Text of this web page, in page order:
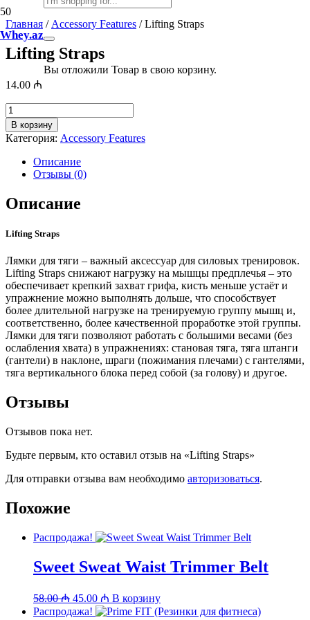
Whey.az
Вы отложили Товар в свою корзину.
Главная / Accessory Features / Lifting Straps
Lifting Straps
14.00 ₼
Количество
товара
Lifting
Straps
В корзину
Категория: Accessory Features
Описание
Отзывы (0)
Описание
Lifting Straps
Лямки для тяги – важный аксессуар для силовых тренировок.
Lifting Straps снижают нагрузку на мышцы предплечья – это
обеспечивает крепкий захват грифа, кисть меньше устаёт и
упражнение можно выполнять дольше, что способствует
более длительной нагрузке на тренируемую группу мышц и,
соответственно, более качественной проработке этой группы.
Лямки для тяги позволяют работать с большими весами (без
ослабления хвата) в упражнениях: становая тяга, тяга штанги
(гантели) в наклоне, шраги (пожимания плечами) с гантелями,
тяга вертикального блока перед собой (за голову) и другое.
Отзывы
Отзывов пока нет.
Будьте первым, кто оставил отзыв на «Lifting Straps»
Для отправки отзыва вам необходимо авторизоваться.
Похожие
Распродажа!
Sweet Sweat Waist Trimmer Belt
58.00₼ Первоначальная
цена
45.00 ₼ Текущая
цена:
В корзину
Распродажа!